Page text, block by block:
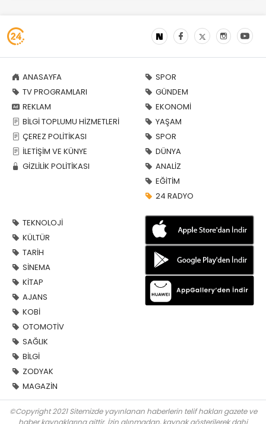
ANASAYFA
TV PROGRAMLARI
REKLAM
BİLGİ TOPLUMU HİZMETLERİ
ÇEREZ POLİTİKASI
İLETİŞİM VE KÜNYE
GİZLİLİK POLİTİKASI
SPOR
GÜNDEM
EKONOMİ
YAŞAM
SPOR
DÜNYA
ANALİZ
EĞİTİM
24 RADYO
TEKNOLOJİ
KÜLTÜR
TARİH
SİNEMA
KİTAP
AJANS
KOBİ
OTOMOTİV
SAĞLIK
BİLGİ
ZODYAK
MAGAZİN
©Copyright 2021 Sitemizde yayınlanan haberlerin telif hakları gazete ve
haber kaynaklarına aittir. İzin alınmadan, kaynak gösterilerek dahi